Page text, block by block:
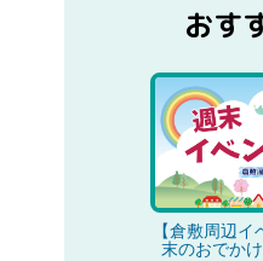
おす
【倉敷周辺イ
末のおでか